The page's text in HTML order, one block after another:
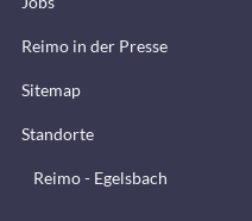
Reimo in der Presse
Sitemap
Standorte
Reimo - Egelsbach